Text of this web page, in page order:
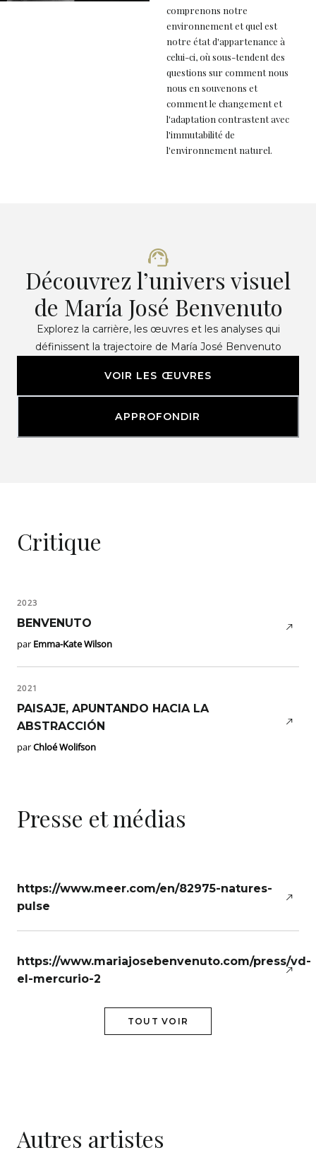
comprenons notre
environnement et quel est
notre état d'appartenance à
celui-ci, où sous-tendent des
questions sur comment nous
nous en souvenons et
comment le changement et
l'adaptation contrastent avec
l'immutabilité de
l'environnement naturel.
Découvrez l’univers visuel
de María José Benvenuto
Explorez la carrière, les œuvres et les analyses qui
définissent la trajectoire de María José Benvenuto
VOIR LES ŒUVRES
APPROFONDIR
Critique
2023
BENVENUTO
par Emma-Kate Wilson
2021
PAISAJE, APUNTANDO HACIA LA
ABSTRACCIÓN
parChloé Wolifson
Presse et médias
https://www.meer.com/en/82975-natures-
pulse
https://www.mariajosebenvenuto.com/press/vd-
el-mercurio-2
TOUT VOIR
Autres artistes